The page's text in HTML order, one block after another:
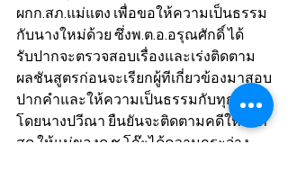
ผกก.สภ.แม่แตง เพื่อขอให้ความเป็นธรรม
กับนางใหม่ด้วย ซึ่งพ.ต.อ.อรุณศักดิ์ ได้
รับปากจะตรวจสอบเรื่องและเร่งติดตาม
ผลชันสูตรก่อนจะเรียกผู้ทีเกี่ยวข้องมาสอบ
ปากคำและให้ความเป็นธรรมกับทุกฝ่าย
โดยนางปวีณา ยืนยันจะติดตามคดีให้ถึงที่
สุด ให้แม่ของด.ช.โก๊ะได้ความกระจ่าง